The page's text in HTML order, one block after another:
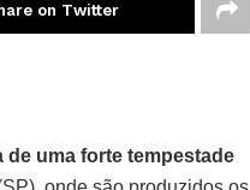
on Twitter
uma forte tempestade